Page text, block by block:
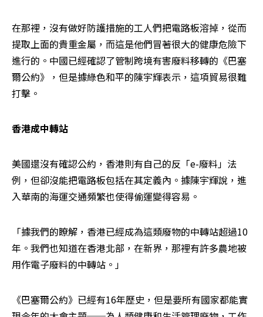
在那裡，沒有做好防護措施的工人們把電路板溶掉，從而
提取上面的貴重金屬，而這是他們冒著很大的健康危險下
進行的。中國已經確認了管制跨境有害廢料移轉的《巴塞
爾公約》，但是據綠色和平的陳宇輝表示，這項貿易很難
打擊。
香港成中轉站
美國還沒有確認公約，香港則有自己的反「e-廢料」法
例，但卻沒能把電路板包括在其定義內。據陳宇輝說，進
入華南的海運交通頻繁也使得偷運變得容易。
「據我們的瞭解，香港已經成為這類廢物的中轉站超過10
年。我們也知道在香港北部，在新界，那裡有許多農地被
用作電子廢料的中轉站。」
《巴塞爾公約》已經有16年歷史，但是要所有國家都能實